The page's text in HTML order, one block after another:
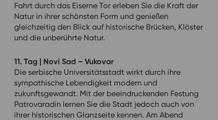
Fahrt durch das Eiserne Tor erleben Sie die Kraft der
Natur in ihrer schönsten Form und genießen
gleichzeitig den Blick auf historische Brücken, Klöster
und die unberührte Natur.
11. Tag | Novi Sad – Vukovar
Die serbische Universitätsstadt wirkt durch ihre
sympathische Lebendigkeit modern und
zukunftsgewandt. Mit der beeindruckenden Festung
Patrovaradin lernen Sie die Stadt jedoch auch von
ihrer historischen Glanzseite kennen. Am Abend